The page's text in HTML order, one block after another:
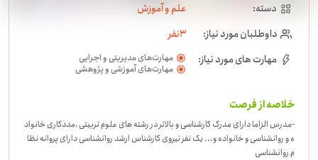
دسته:
علم و آموزش
داوطلبان مورد نیاز:
3نفر
مهارت های مورد نیاز:
مهارت‌های مدیریتی و اجرایی
مهارت‌های آموزشی و پژوهشی
خلاصه از فرصت
-مدرس الزاما دارای مدرک کارشناسی و بالاتر در رشته های علوم تربیتی ،مددکاری خانواد
ه و روانشناسی و خانواده و... یک نفر نیروی کارشناس ارشد روانشناسی دارای پروانه نظا
م روانشناسی